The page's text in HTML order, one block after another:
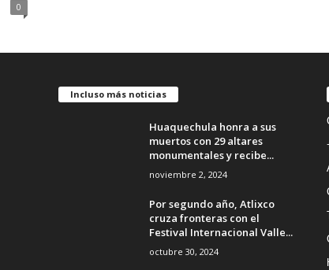
0
Incluso más noticias
Huaquechula honra a sus
muertos con 29 altares
monumentales y recibe...
noviembre 2, 2024
Por segundo año, Atlixco
cruza fronteras con el
Festival Internacional Valle...
octubre 30, 2024